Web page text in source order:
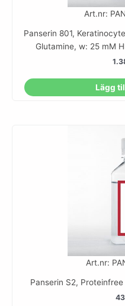
Art.nr:
Panserin 801,
Glutamine, w: 25 mM
Lägg
Art.nr:
Panserin S2,